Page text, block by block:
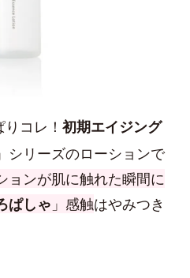
コレ！ 初期エイジング
シリーズのローションで
ョンが肌に触れた瞬間に
ぱしゃ 」感触はやみつき